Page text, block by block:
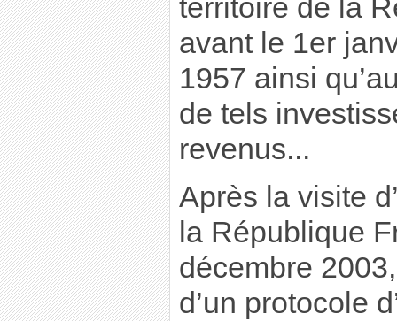
territoire de la
avant le 1er
1957 ainsi
de tels
revenus...
Après la visite
la République
décembre
d’un protocole